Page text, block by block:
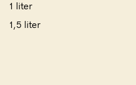
1 liter
1,5 liter